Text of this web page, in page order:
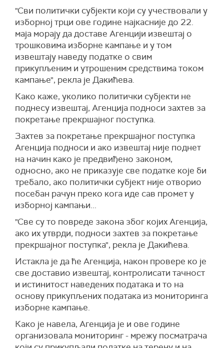
"Сви политички субјекти који су учествовали у
изборној трци ове године најкасније до 22.
маја морају да доставе Агенцији извештај о
трошковима изборне кампање и у том
извештају наведу податке о свим
прикупљеним и утрошеним средствима током
кампање", рекла је Дакићева.
Како каже, уколико политички субјекти не
поднесу извештај, Агенција подноси захтев за
покретање прекршајног поступка.
Захтев за покретање прекршајног поступка
Агенција подноси и ако извештај није поднет
на начин како је предвиђено законом,
односно, ако не приказује све податке које би
требало, ако политички субјект није отворио
посебан рачун преко кога иде сав промет у
изборној кампањи...
"Све су то повреде закона због којих Агенција,
ако их утврди, подноси захтев за покретање
прекршајног поступка", рекла је Дакићева.
Истакла је да ће Агенција, након провере ко је
све доставио извештај, контролисати тачност
и истинитост наведених података и то на
основу прикупљених података из мониторинга
изборне кампање.
Како је навела, Агенција је и ове године
организовала мониторинг - мрежу посматрача